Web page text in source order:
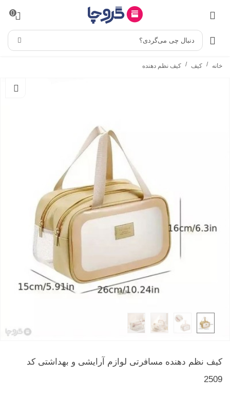
0
دنبال چی می‌گردی؟
خانه / کیف / کیف نظم دهنده
کیف نظم دهنده مسافرتی لوازم آرایشی و بهداشتی کد
2509